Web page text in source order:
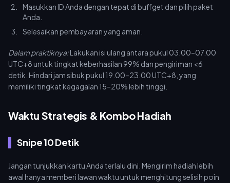
Masukkan ID Anda dengan tepat di buffget dan pilih paket
Anda.
Selesaikan pembayaran yang aman.
Dalam praktiknya:Lakukan isi ulang antara pukul 03.00–07.00
UTC+8 untuk tingkat keberhasilan 99% dan pengiriman <6
detik. Hindari jam sibuk pukul 19.00–23.00 UTC+8, yang
memiliki tingkat kegagalan 15–20% lebih tinggi.
Waktu Strategis & Kombo Hadiah
Snipe 10 Detik
Jangan tunjukkan kartu Anda terlalu dini. Mengirim hadiah lebih
awal hanya memberi lawan waktu untuk menghitung selisih poin